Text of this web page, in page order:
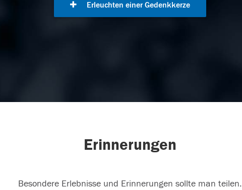
Erleuchten einer Gedenkkerze
Erinnerungen
Besondere Erlebnisse und Erinnerungen sollte man teilen.